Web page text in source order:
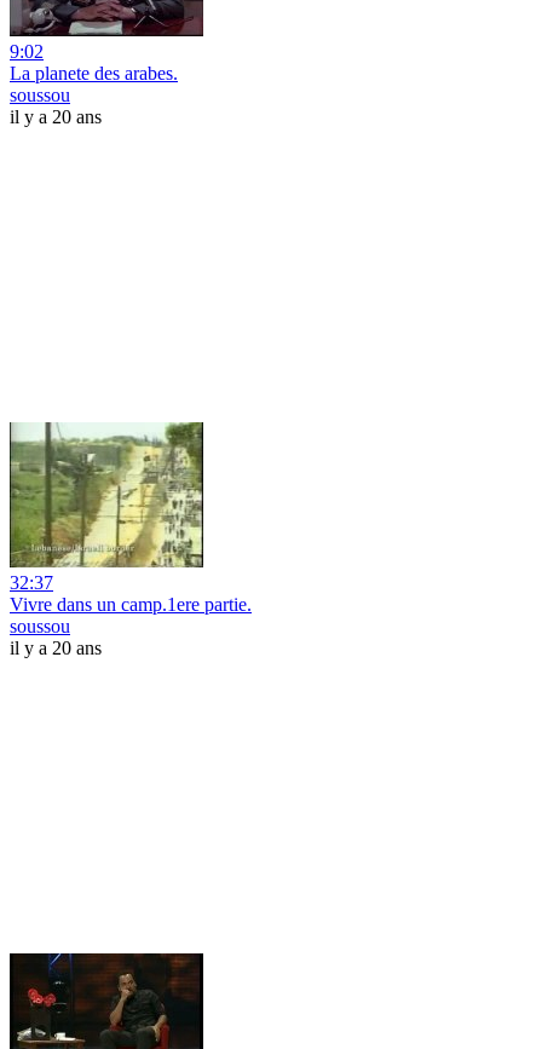
9:02
La planete des arabes.
soussou
il y a 20 ans
32:37
Vivre dans un camp.1ere partie.
soussou
il y a 20 ans